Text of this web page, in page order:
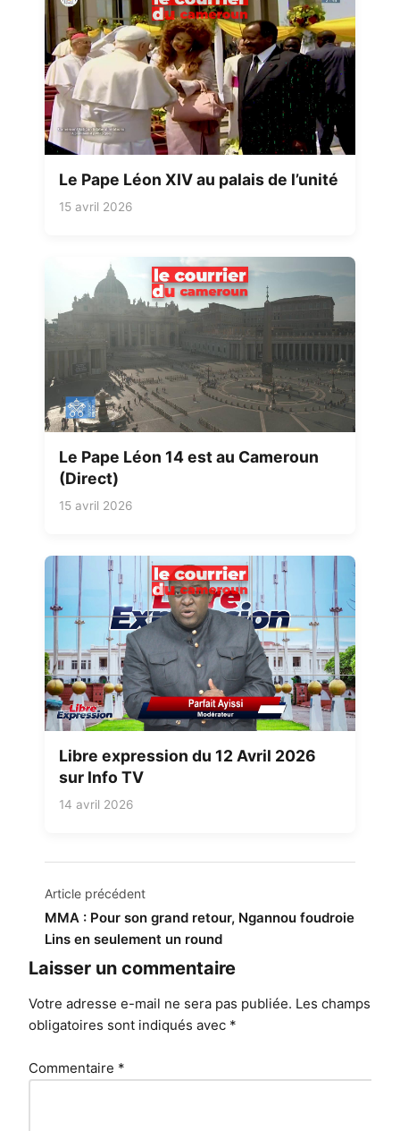
Le Pape Léon XIV au palais de l’unité
15 avril 2026
Le Pape Léon 14 est au Cameroun
(Direct)
15 avril 2026
Libre expression du 12 Avril 2026
sur Info TV
14 avril 2026
Navigation
de
l’article
Article précédent
MMA : Pour son grand retour, Ngannou foudroie
Lins en seulement un round
Laisser un commentaire
Votre adresse e-mail ne sera pas publiée. Les champs
obligatoires sont indiqués avec *
Commentaire *